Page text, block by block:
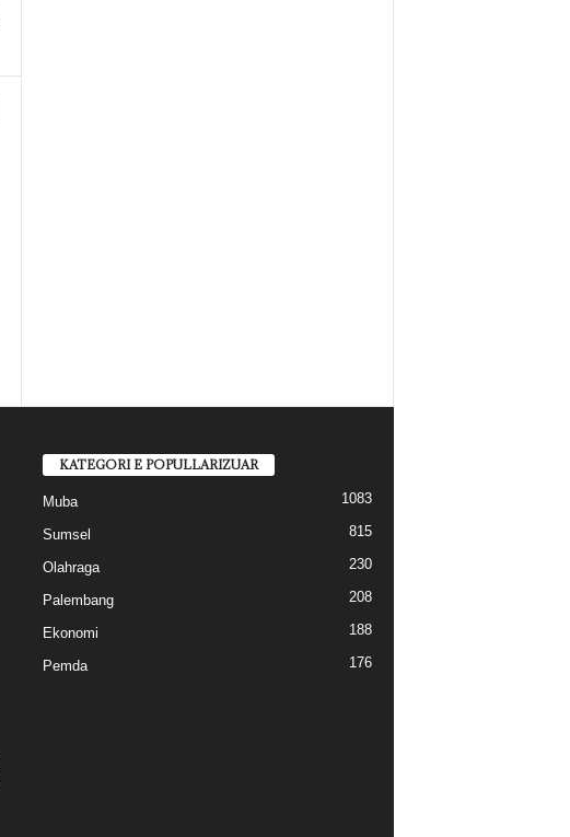
KATEGORI E POPULLARIZUAR
Muba 1083
Sumsel 815
Olahraga 230
Palembang 208
Ekonomi 188
Pemda 176